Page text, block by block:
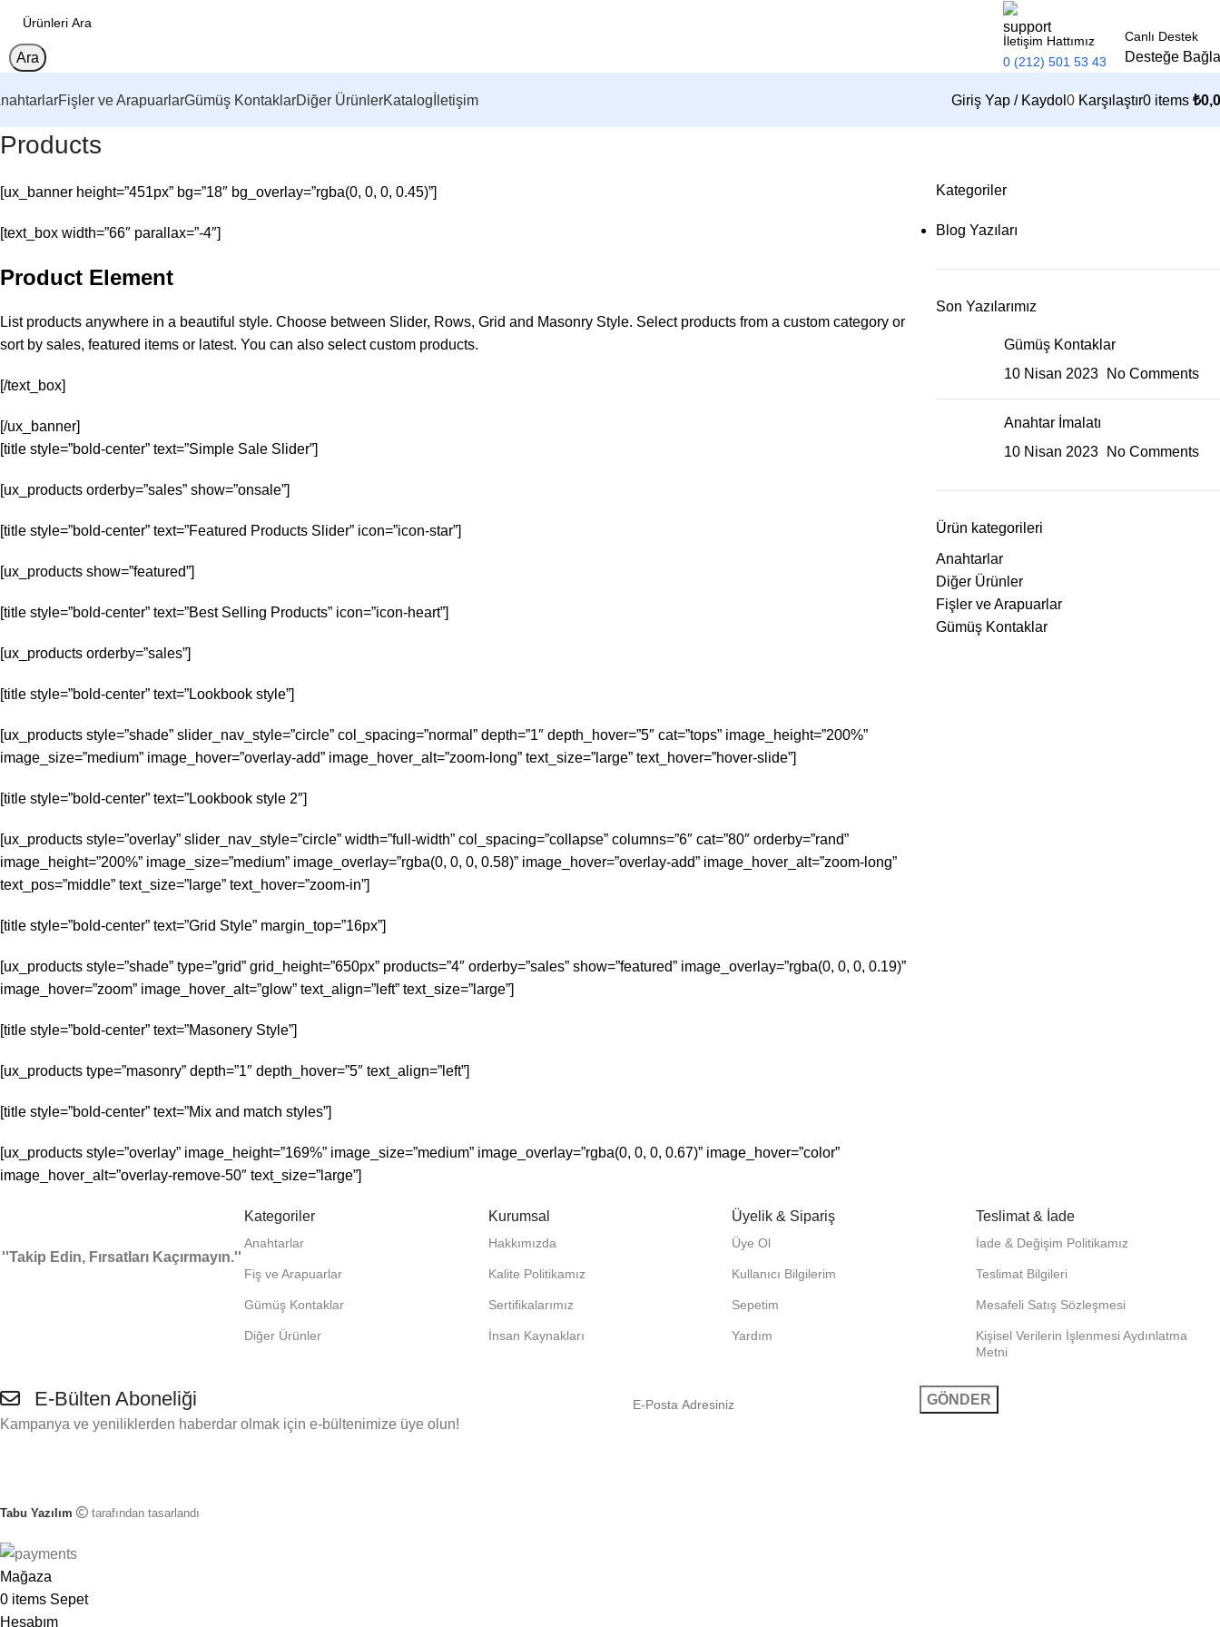
Ara
İletişim Hattımız
0 (212) 501 53 43
Canlı Destek
Desteğe
Fişler ve ArapuarlarGümüş KontaklarDiğer ÜrünlerKatalog İletişim Giriş Yap / Kaydol 0 Karşılaştır0 items ₺
Products
[ux_banner height=”451px” bg=”18″ bg_overlay=”rgba(0, 0, 0, 0.45)”]
[text_box width=”66″ parallax=”-4″]
Product Element
List products anywhere in a beautiful style. Choose between Slider, Rows, Grid and Masonry Style. Select products from a custom category or
sort by sales, featured items or latest. You can also select custom products.
[/text_box]
[/ux_banner]
[title style=”bold-center” text=”Simple Sale Slider”]
[ux_products orderby=”sales” show=”onsale”]
[title style=”bold-center” text=”Featured Products Slider” icon=”icon-star”]
[ux_products show=”featured”]
[title style=”bold-center” text=”Best Selling Products” icon=”icon-heart”]
[ux_products orderby=”sales”]
[title style=”bold-center” text=”Lookbook style”]
[ux_products style=”shade” slider_nav_style=”circle” col_spacing=”normal” depth=”1″ depth_hover=”5″ cat=”tops” image_height=”200%”
image_size=”medium” image_hover=”overlay-add” image_hover_alt=”zoom-long” text_size=”large” text_hover=”hover-slide”]
[title style=”bold-center” text=”Lookbook style 2″]
[ux_products style=”overlay” slider_nav_style=”circle” width=”full-width” col_spacing=”collapse” columns=”6″ cat=”80″ orderby=”rand”
image_height=”200%” image_size=”medium” image_overlay=”rgba(0, 0, 0, 0.58)” image_hover=”overlay-add” image_hover_alt=”zoom-long”
text_pos=”middle” text_size=”large” text_hover=”zoom-in”]
[title style=”bold-center” text=”Grid Style” margin_top=”16px”]
[ux_products style=”shade” type=”grid” grid_height=”650px” products=”4″ orderby=”sales” show=”featured” image_overlay=”rgba(0, 0, 0, 0.19)”
image_hover=”zoom” image_hover_alt=”glow” text_align=”left” text_size=”large”]
[title style=”bold-center” text=”Masonery Style”]
[ux_products type=”masonry” depth=”1″ depth_hover=”5″ text_align=”left”]
[title style=”bold-center” text=”Mix and match styles”]
[ux_products style=”overlay” image_height=”169%” image_size=”medium” image_overlay=”rgba(0, 0, 0, 0.67)” image_hover=”color”
image_hover_alt=”overlay-remove-50″ text_size=”large”]
Kategoriler
Blog Yazıları
Son Yazılarımız
Gümüş Kontaklar
10 Nisan 2023
No Comments
Anahtar İmalatı
10 Nisan 2023
No Comments
Ürün kategorileri
Anahtarlar
Diğer Ürünler
Fişler ve Arapuarlar
Gümüş Kontaklar
''Takip Edin, Fırsatları Kaçırmayın.''
Kategoriler
Anahtarlar
Fiş ve Arapuarlar
Gümüş Kontaklar
Diğer Ürünler
Kurumsal
Hakkımızda
Kalite Politikamız
Sertifikalarımız
İnsan Kaynakları
Üyelik & Sipariş
Üye Ol
Kullanıcı Bilgilerim
Sepetim
Yardım
Teslimat & İade
İade & Değişim Politikamız
Teslimat Bilgileri
Mesafeli Satış Sözleşmesi
Kişisel Verilerin İşlenmesi Aydınlatma
Metni
E-Bülten Aboneliği
Kampanya ve yeniliklerden haberdar olmak için e-bültenimize üye olun!
Tabu Yazılım tarafından tasarlandı
Mağaza
0 items Sepet
Hesabım